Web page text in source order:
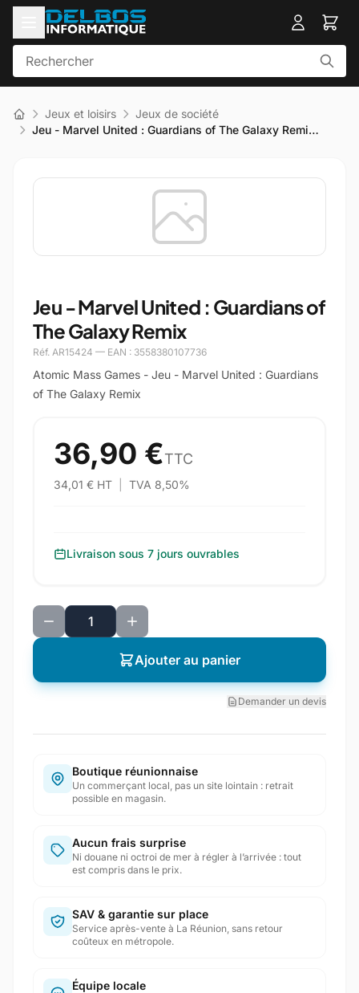
Jeux et loisirs
Jeux de société
Jeu - Marvel United : Guardians of The Galaxy Remi…
Jeu - Marvel United : Guardians of
The Galaxy Remix
Réf. AR15424 — EAN : 3558380107736
Atomic Mass Games - Jeu - Marvel United : Guardians
of The Galaxy Remix
36,90 €TTC
34,01 € HT TVA 8,50%
Livraison sous 7 jours ouvrables
Ajouter au panier
Demander un devis
Boutique réunionnaise
Un commerçant local, pas un site lointain : retrait
possible en magasin.
Aucun frais surprise
Ni douane ni octroi de mer à régler à l’arrivée : tout
est compris dans le prix.
SAV & garantie sur place
Service après-vente à La Réunion, sans retour
coûteux en métropole.
Équipe locale